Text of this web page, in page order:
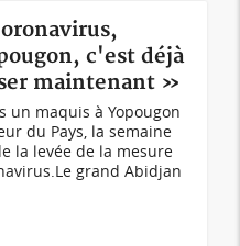
c'est déjà
maintenant »
un maquis à Yopougon
du Pays, la semaine
la levée de la mesure
grand Abidjan